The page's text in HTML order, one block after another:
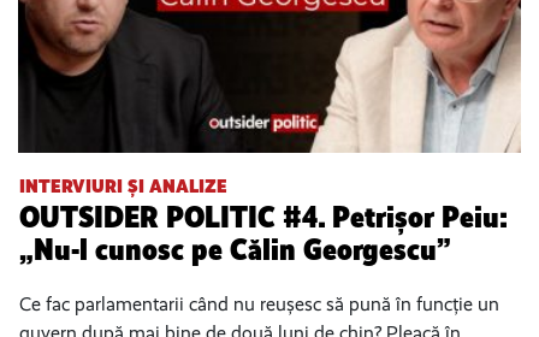
INTERVIURI ȘI ANALIZE
OUTSIDER POLITIC #4. Petrișor Peiu:
„Nu-l cunosc pe Călin Georgescu”
Ce fac parlamentarii când nu reușesc să pună în funcție un